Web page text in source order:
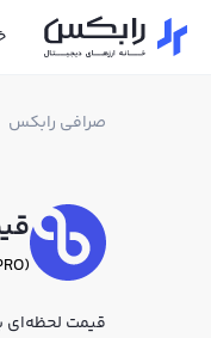
صرافی رابکس